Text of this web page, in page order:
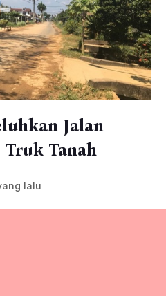
Jalan
Tanah
lalu